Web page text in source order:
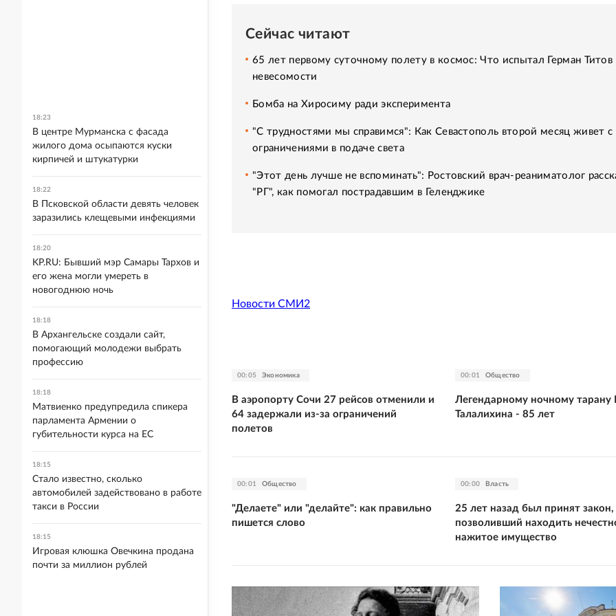
Сейчас читают
65 лет первому суточному полету в космос: Что испытал Герман Титов
невесомости
Бомба на Хиросиму ради эксперимента
"С трудностями мы справимся": Как Севастополь второй месяц живет с
ограничениями в подаче света
"Этот день лучше не вспоминать": Ростовский врач-реаниматолог
"РГ", как помогал пострадавшим в Геленджике
Новости СМИ2
00:05 Экономика
В аэропорту Сочи 27 рейсов отменили и
64 задержали из-за ограничений
полетов
00:01 Общество
Легендарному ночному тарану
Талалихина - 85 лет
00:01 Общество
"Делаете" или "делайте": как правильно
пишется слово
00:00 Власть
25 лет назад был принят закон,
позволивший находить
нажитое имущество
18:23
В центре Мурманска с фасада
жилого дома осыпаются куски
кирпичей и штукатурки
18:22
В Псковской области девять человек
заразились клещевыми инфекциями
18:20
KP.RU: Бывший мэр Самары Тархов и
его жена могли умереть в
новогоднюю ночь
18:18
В Архангельске создали сайт,
помогающий молодежи выбрать
профессию
18:18
Матвиенко предупредила спикера
парламента Армении о
губительности курса на ЕС
18:15
Стало известно, сколько
автомобилей задействовано в работе
такси в России
18:15
Игровая клюшка Овечкина продана
почти за миллион рублей